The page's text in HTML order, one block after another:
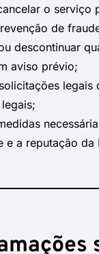
o serviço
de
descontinuar
aviso prévio;
legais
e a reputação da